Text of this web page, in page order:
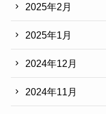
2025年2月
2025年1月
2024年12月
2024年11月